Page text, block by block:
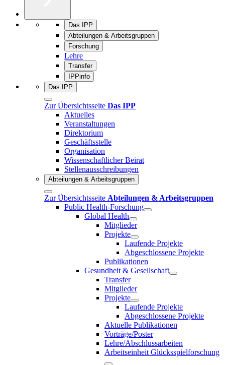
Das IPP
Abteilungen & Arbeitsgruppen
Forschung
Lehre
Transfer
IPPinfo
Das IPP
Zur Übersichtsseite Das IPP
Aktuelles
Veranstaltungen
Direktorium
Geschäftsstelle
Organisation
Wissenschaftlicher Beirat
Stellenausschreibungen
Abteilungen & Arbeitsgruppen
Zur Übersichtsseite Abteilungen & Arbeitsgruppen
Public Health-Forschung
Global Health
Mitglieder
Projekte
Laufende Projekte
Abgeschlossene Projekte
Publikationen
Gesundheit & Gesellschaft
Transfer
Mitglieder
Projekte
Laufende Projekte
Abgeschlossene Projekte
Aktuelle Publikationen
Vorträge/Poster
Lehre/Abschlussarbeiten
Arbeitseinheit Glücksspielforschung